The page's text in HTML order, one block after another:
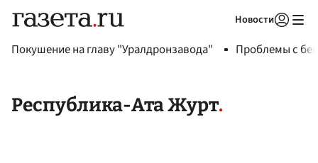
Новости
Покушение на главу "Уралдронзавода" Проблемы с
Республика-Ата Журт